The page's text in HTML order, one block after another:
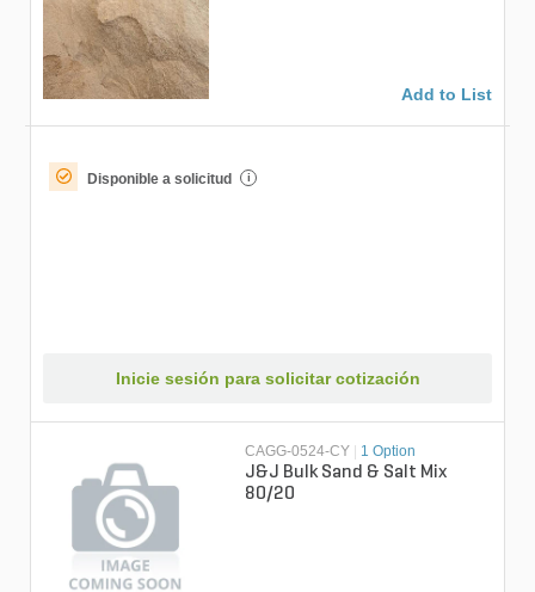
Add to List
Disponible a solicitud i
Inicie sesión para solicitar cotización
CAGG-0524-CY 1 Option
J&J Bulk Sand & Salt Mix
80/20